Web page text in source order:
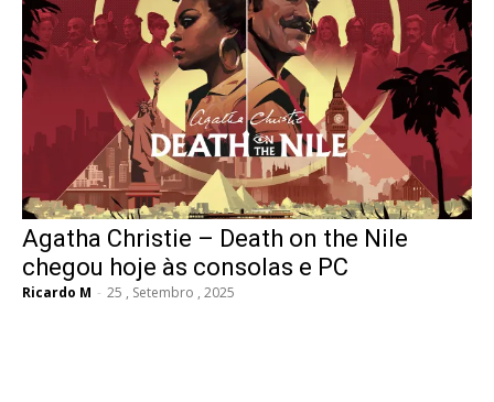
Agatha Christie – Death on the Nile
chegou hoje às consolas e PC
Ricardo M - 25 , Setembro , 2025